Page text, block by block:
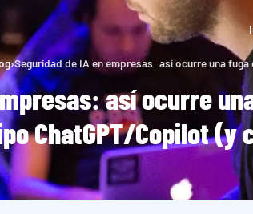
›
así ocurre
ChatGPT/Copilot (y